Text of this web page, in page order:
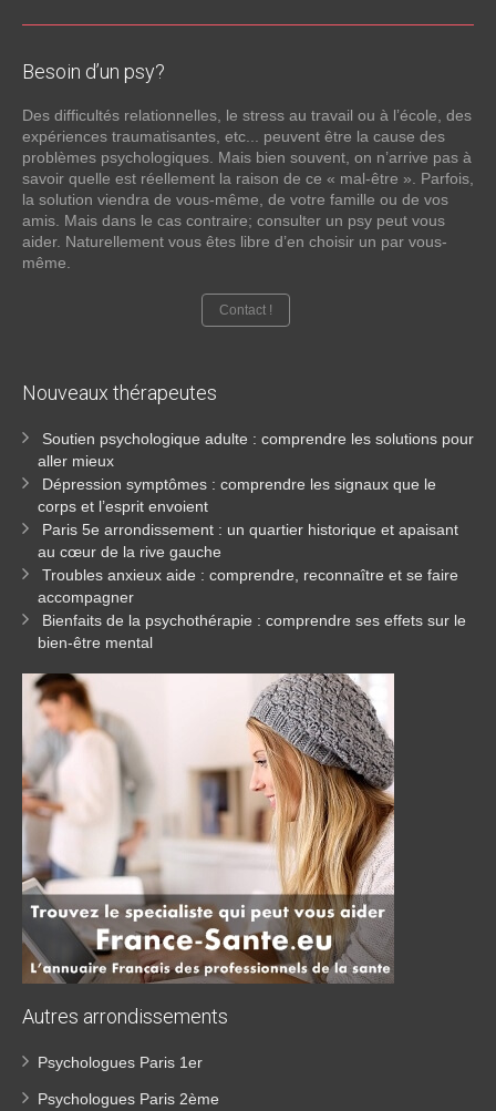
Besoin d’un psy?
Des difficultés relationnelles, le stress au travail ou à l’école, des
expériences traumatisantes, etc... peuvent être la cause des
problèmes psychologiques. Mais bien souvent, on n’arrive pas à
savoir quelle est réellement la raison de ce « mal-être ». Parfois,
la solution viendra de vous-même, de votre famille ou de vos
amis. Mais dans le cas contraire; consulter un psy peut vous
aider. Naturellement vous êtes libre d’en choisir un par vous-
même.
Contact !
Nouveaux thérapeutes
Soutien psychologique adulte : comprendre les solutions pour
aller mieux
Dépression symptômes : comprendre les signaux que le
corps et l’esprit envoient
Paris 5e arrondissement : un quartier historique et apaisant
au cœur de la rive gauche
Troubles anxieux aide : comprendre, reconnaître et se faire
accompagner
Bienfaits de la psychothérapie : comprendre ses effets sur le
bien-être mental
Autres arrondissements
Psychologues Paris 1er
Psychologues Paris 2ème